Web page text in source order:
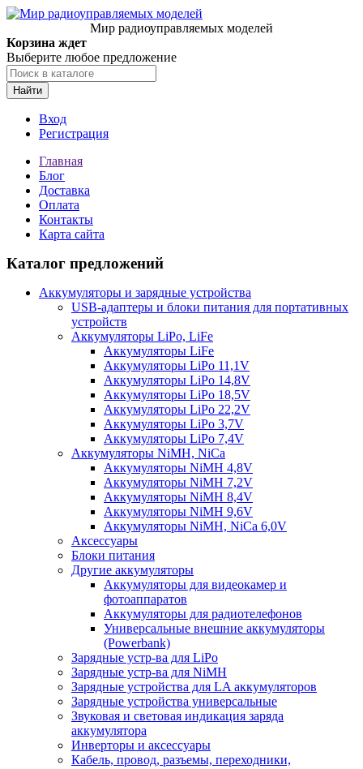
Мир радиоуправляемых моделей
Корзина ждет
Выберите любое предложение
Найти
Вход
Регистрация
Главная
Блог
Доставка
Оплата
Контакты
Карта сайта
Каталог предложений
Аккумуляторы и зарядные устройства
USB-адаптеры и блоки питания для портативных
устройств
Аккумуляторы LiPo, LiFe
Аккумуляторы LiFe
Аккумуляторы LiPo 11,1V
Аккумуляторы LiPo 14,8V
Аккумуляторы LiPo 18,5V
Аккумуляторы LiPo 22,2V
Аккумуляторы LiPo 3,7V
Аккумуляторы LiPo 7,4V
Аккумуляторы NiMH, NiCa
Аккумуляторы NiMH 4,8V
Аккумуляторы NiMH 7,2V
Аккумуляторы NiMH 8,4V
Аккумуляторы NiMH 9,6V
Аккумуляторы NiMH, NiCa 6,0V
Аксессуары
Блоки питания
Другие аккумуляторы
Аккумуляторы для видеокамер и
фотоаппаратов
Аккумуляторы для радиотелефонов
Универсальные внешние аккумуляторы
(Powerbank)
Зарядные устр-ва для LiPo
Зарядные устр-ва для NiMH
Зарядные устройства для LA аккумуляторов
Зарядные устройства универсальные
Звуковая и световая индикация заряда
аккумулятора
Инверторы и аксессуары
Кабель, провод, разъемы, переходники,